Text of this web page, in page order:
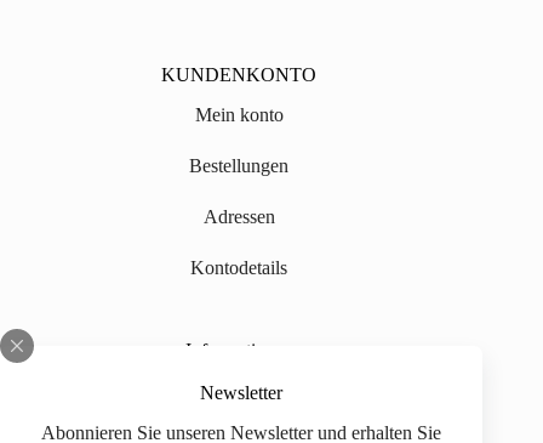
Newsletter
Abonnieren Sie unseren Newsletter und erhalten Sie
KUNDENKONTO
Mein konto
Bestellungen
Adressen
Kontodetails
Informationen
Über uns